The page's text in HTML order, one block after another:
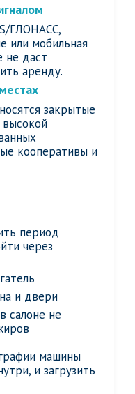
ГЛОНАСС,
или мобильная
не даст
аренду.
закрытые
кооперативы и
период
через
и двери
салоне не
машины
и загрузить